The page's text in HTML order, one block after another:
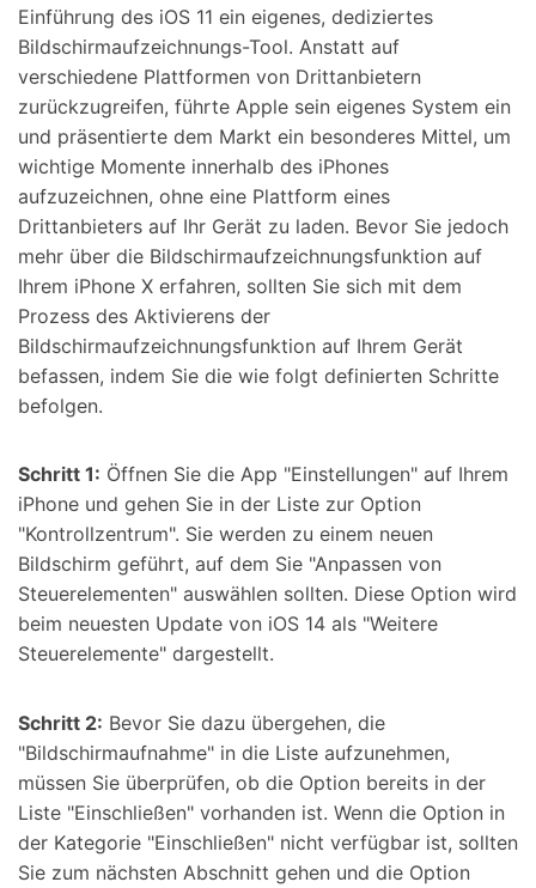
Einführung des iOS 11 ein eigenes, dediziertes
Bildschirmaufzeichnungs-Tool. Anstatt auf
verschiedene Plattformen von Drittanbietern
zurückzugreifen, führte Apple sein eigenes System ein
und präsentierte dem Markt ein besonderes Mittel, um
wichtige Momente innerhalb des iPhones
aufzuzeichnen, ohne eine Plattform eines
Drittanbieters auf Ihr Gerät zu laden. Bevor Sie jedoch
mehr über die Bildschirmaufzeichnungsfunktion auf
Ihrem iPhone X erfahren, sollten Sie sich mit dem
Prozess des Aktivierens der
Bildschirmaufzeichnungsfunktion auf Ihrem Gerät
befassen, indem Sie die wie folgt definierten Schritte
befolgen.
Schritt 1: Öffnen Sie die App "Einstellungen" auf Ihrem
iPhone und gehen Sie in der Liste zur Option
"Kontrollzentrum". Sie werden zu einem neuen
Bildschirm geführt, auf dem Sie "Anpassen von
Steuerelementen" auswählen sollten. Diese Option wird
beim neuesten Update von iOS 14 als "Weitere
Steuerelemente" dargestellt.
Schritt 2: Bevor Sie dazu übergehen, die
"Bildschirmaufnahme" in die Liste aufzunehmen,
müssen Sie überprüfen, ob die Option bereits in der
Liste "Einschließen" vorhanden ist. Wenn die Option in
der Kategorie "Einschließen" nicht verfügbar ist, sollten
Sie zum nächsten Abschnitt gehen und die Option